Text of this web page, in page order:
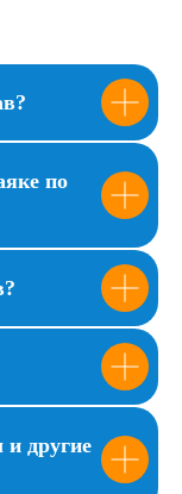
по
другие